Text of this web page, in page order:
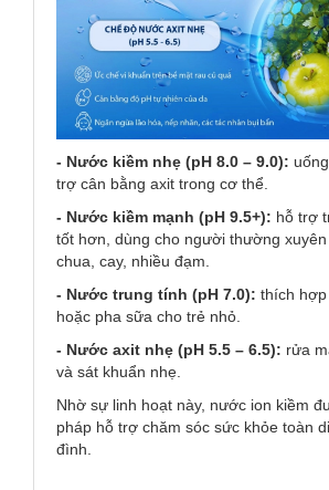
- Nước kiềm nhẹ (pH 8.0 – 9.0):
trợ cân bằng axit trong cơ thể.
- Nước kiềm mạnh (pH 9.5+): hỗ trợ
tốt hơn, dùng cho người thường
chua, cay, nhiều đạm.
- Nước trung tính (pH 7.0): thích
hoặc pha sữa cho trẻ nhỏ.
- Nước axit nhẹ (pH 5.5 – 6.5): rửa
và sát khuẩn nhẹ.
Nhờ sự linh hoạt này, nước ion kiềm
pháp hỗ trợ chăm sóc sức khỏe toàn
đình.